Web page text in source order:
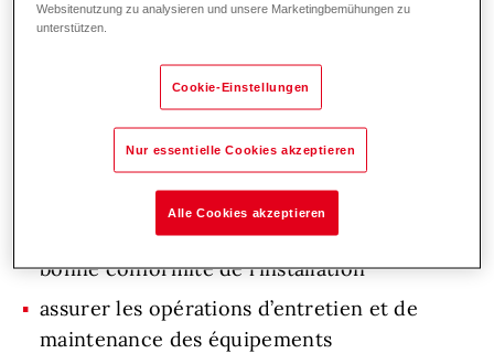
Rattaché(e) au Service Après-Vente, vos
principales missions seront :
mettre en service des installations de
chauffage et génie climatique en réalisant la
mise en service, les préréglages et assurer la
bonne conformité de l’installation
assurer les opérations d’entretien et de
maintenance des équipements
Websitenutzung zu analysieren und unsere Marketingbemühungen zu
unterstützen.
Cookie-Einstellungen
Nur essentielle Cookies akzeptieren
Alle Cookies akzeptieren